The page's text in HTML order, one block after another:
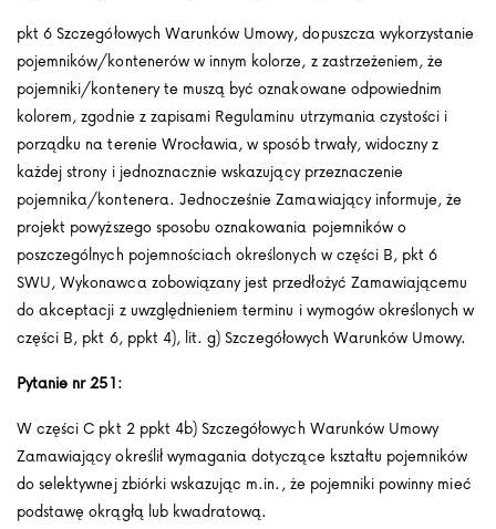
pkt 6 Szczegółowych Warunków Umowy, dopuszcza wykorzystanie
pojemników/kontenerów w innym kolorze, z zastrzeżeniem, że
pojemniki/kontenery te muszą być oznakowane odpowiednim
kolorem, zgodnie z zapisami Regulaminu utrzymania czystości i
porządku na terenie Wrocławia, w sposób trwały, widoczny z
każdej strony i jednoznacznie wskazujący przeznaczenie
pojemnika/kontenera. Jednocześnie Zamawiający informuje, że
projekt powyższego sposobu oznakowania pojemników o
poszczególnych pojemnościach określonych w części B, pkt 6
SWU, Wykonawca zobowiązany jest przedłożyć Zamawiającemu
do akceptacji z uwzględnieniem terminu i wymogów określonych w
części B, pkt 6, ppkt 4), lit. g) Szczegółowych Warunków Umowy.
Pytanie nr 251:
W części C pkt 2 ppkt 4b) Szczegółowych Warunków Umowy
Zamawiający określił wymagania dotyczące kształtu pojemników
do selektywnej zbiórki wskazując m.in., że pojemniki powinny mieć
podstawę okrągłą lub kwadratową.